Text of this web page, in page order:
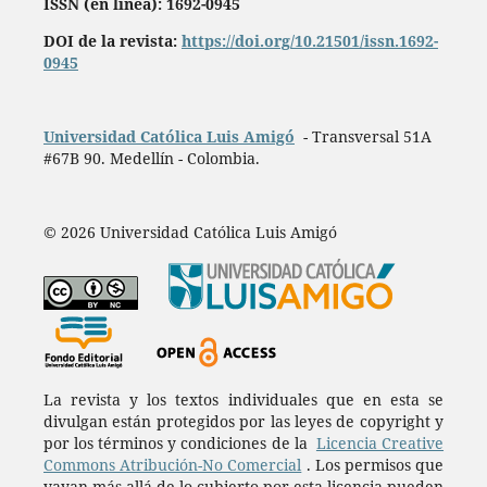
DOI de la revista: https://doi.org/10.21501/issn.1692-
0945
Universidad Católica Luis Amigó - Transversal 51A
#67B 90. Medellín - Colombia.
© 2026 Universidad Católica Luis Amigó
La revista y los textos individuales que en esta se
divulgan están protegidos por las leyes de copyright y
por los términos y condiciones de la Licencia Creative
Commons Atribución-No Comercial . Los permisos que